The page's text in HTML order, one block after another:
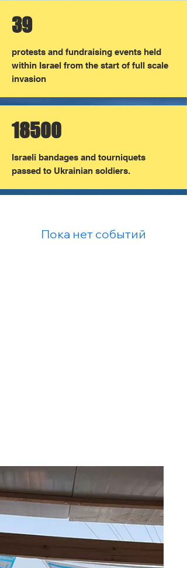
39
protests and fundraising events held
within Israel from the start of full scale
invasion
18500
Israeli bandages and tourniquets
passed to Ukrainian soldiers.
Пока нет событий